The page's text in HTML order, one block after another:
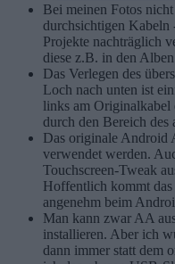
Bei meinen Fotos
durchsichtigen Kabeln
Projekte nachträglich
diese z.B. in den
Das Verlegen des
Loch nach unten ist
links am Originalkabel
durch den Bereich des
Das originale Android
verwendet werden.
Touchscreen-Tweak
Hoffentlich kommt
angenehm beim
Man kann zwar AA
installieren. Aber ich
dann immer statt dem